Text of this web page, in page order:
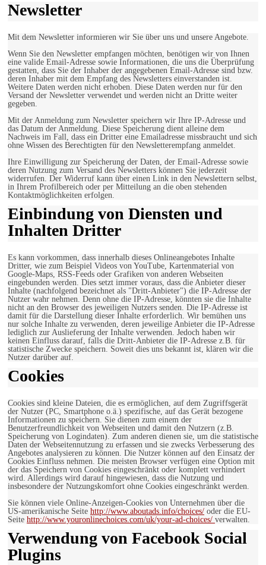
Newsletter
Mit dem Newsletter informieren wir Sie über uns und unsere Angebote.
Wenn Sie den Newsletter empfangen möchten, benötigen wir von Ihnen
eine valide Email-Adresse sowie Informationen, die uns die Überprüfung
gestatten, dass Sie der Inhaber der angegebenen Email-Adresse sind bzw.
deren Inhaber mit dem Empfang des Newsletters einverstanden ist.
Weitere Daten werden nicht erhoben. Diese Daten werden nur für den
Versand der Newsletter verwendet und werden nicht an Dritte weiter
gegeben.
Mit der Anmeldung zum Newsletter speichern wir Ihre IP-Adresse und
das Datum der Anmeldung. Diese Speicherung dient alleine dem
Nachweis im Fall, dass ein Dritter eine Emailadresse missbraucht und sich
ohne Wissen des Berechtigten für den Newsletterempfang anmeldet.
Ihre Einwilligung zur Speicherung der Daten, der Email-Adresse sowie
deren Nutzung zum Versand des Newsletters können Sie jederzeit
widerrufen. Der Widerruf kann über einen Link in den Newslettern selbst,
in Ihrem Profilbereich oder per Mitteilung an die oben stehenden
Kontaktmöglichkeiten erfolgen.
Einbindung von Diensten und
Inhalten Dritter
Es kann vorkommen, dass innerhalb dieses Onlineangebotes Inhalte
Dritter, wie zum Beispiel Videos von YouTube, Kartenmaterial von
Google-Maps, RSS-Feeds oder Grafiken von anderen Webseiten
eingebunden werden. Dies setzt immer voraus, dass die Anbieter dieser
Inhalte (nachfolgend bezeichnet als "Dritt-Anbieter") die IP-Adresse der
Nutzer wahr nehmen. Denn ohne die IP-Adresse, könnten sie die Inhalte
nicht an den Browser des jeweiligen Nutzers senden. Die IP-Adresse ist
damit für die Darstellung dieser Inhalte erforderlich. Wir bemühen uns
nur solche Inhalte zu verwenden, deren jeweilige Anbieter die IP-Adresse
lediglich zur Auslieferung der Inhalte verwenden. Jedoch haben wir
keinen Einfluss darauf, falls die Dritt-Anbieter die IP-Adresse z.B. für
statistische Zwecke speichern. Soweit dies uns bekannt ist, klären wir die
Nutzer darüber auf.
Cookies
Cookies sind kleine Dateien, die es ermöglichen, auf dem Zugriffsgerät
der Nutzer (PC, Smartphone o.ä.) spezifische, auf das Gerät bezogene
Informationen zu speichern. Sie dienen zum einem der
Benutzerfreundlichkeit von Webseiten und damit den Nutzern (z.B.
Speicherung von Logindaten). Zum anderen dienen sie, um die statistische
Daten der Webseitennutzung zu erfassen und sie zwecks Verbesserung des
Angebotes analysieren zu können. Die Nutzer können auf den Einsatz der
Cookies Einfluss nehmen. Die meisten Browser verfügen eine Option mit
der das Speichern von Cookies eingeschränkt oder komplett verhindert
wird. Allerdings wird darauf hingewiesen, dass die Nutzung und
insbesondere der Nutzungskomfort ohne Cookies eingeschränkt werden.
Sie können viele Online-Anzeigen-Cookies von Unternehmen über die
US-amerikanische Seite http://www.aboutads.info/choices/ oder die EU-
Seite http://www.youronlinechoices.com/uk/your-ad-choices/ verwalten.
Verwendung von Facebook Social
Plugins